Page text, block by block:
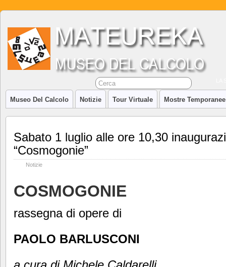
Museo Del Calcolo Notizie Tour Virtuale Mostre Temporanee
Sabato 1 luglio alle ore 10,30
“Cosmogonie”
Notizie
COSMOGONIE
rassegna di opere di
PAOLO BARLUSCONI